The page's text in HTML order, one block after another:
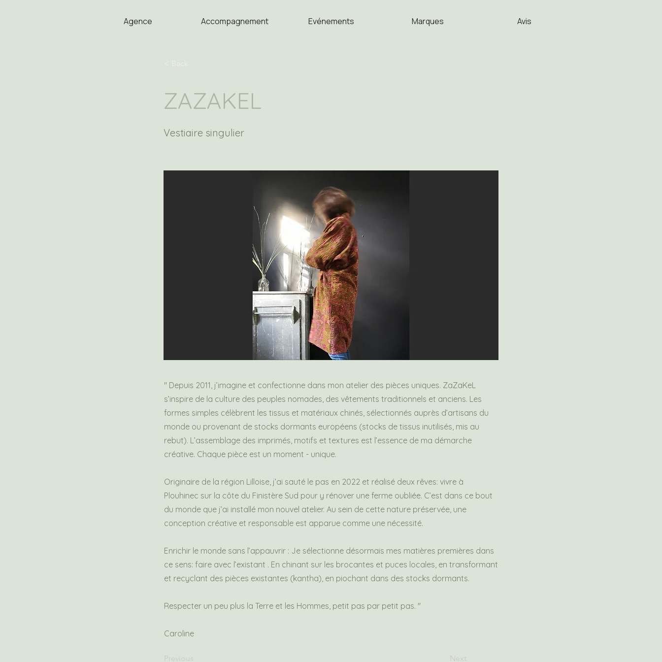
Agence Accompagnement Evénements Marques Avis
< Back
ZAZAKEL
Vestiaire singulier
" Depuis 2011, j’imagine et confectionne dans mon atelier des pièces uniques. ZaZaKeL
s’inspire de la culture des peuples nomades, des vêtements traditionnels et anciens. Les
formes simples célèbrent les tissus et matériaux chinés, sélectionnés auprès d’artisans du
monde ou provenant de stocks dormants européens (stocks de tissus inutilisés, mis au
rebut). L’assemblage des imprimés, motifs et textures est l’essence de ma démarche
créative. Chaque pièce est un moment - unique.
Originaire de la région Lilloise, j’ai sauté le pas en 2022 et réalisé deux rêves: vivre à
Plouhinec sur la côte du Finistère Sud pour y rénover une ferme oubliée. C’est dans ce bout
du monde que j’ai installé mon nouvel atelier. Au sein de cette nature préservée, une
conception créative et responsable est apparue comme une nécessité.
Enrichir le monde sans l’appauvrir : Je sélectionne désormais mes matières premières dans
ce sens: faire avec l’existant . En chinant sur les brocantes et puces locales, en transformant
et recyclant des pièces existantes (kantha), en piochant dans des stocks dormants.
Respecter un peu plus la Terre et les Hommes, petit pas par petit pas. "
Caroline
Previous Next